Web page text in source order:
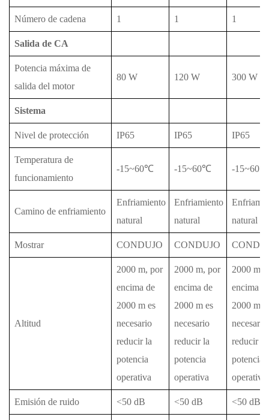
Número de cadena 1 1 1
Salida de CA
Potencia máxima de
salida del motor
80 W 120 W 300 W
Sistema
Nivel de protección IP65 IP65 IP65
Temperatura de
funcionamiento
-15~60℃ -15~60℃ -15~60℃
Camino de enfriamiento
Enfriamiento
natural
Enfriamiento
natural
natural
Mostrar CONDUJO CONDUJO
Altitud
2000 m, por
encima de
2000 m es
necesario
reducir la
potencia
operativa
2000 m, por
encima de
2000 m es
necesario
reducir la
potencia
operativa
2000 m,
encima
2000 m
necesario
reducir la
potencia
operativa
Emisión de ruido <50 dB <50 dB <50 dB